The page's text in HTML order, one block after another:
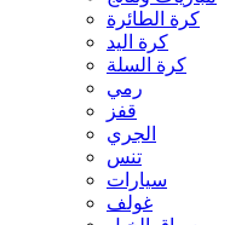
كرة الطائرة
كرة اليد
كرة السلة
رمي
قفز
الجري
تنس
سيارات
غولف